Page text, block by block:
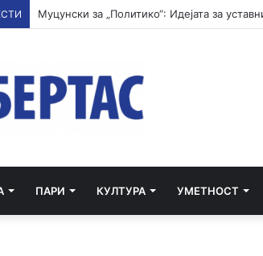
Затвореник од „Идризово“ на викенд-
ПАРИ КУЛТУРА УМЕТНОСТ